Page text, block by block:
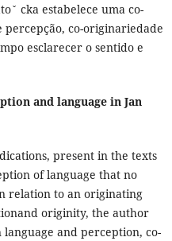
cka estabelece uma co-
co-originariedade
esclarecer o sentido e
and language in Jan
present in the texts
of language that no
relation to an originating
originity, the author
and perception, co-